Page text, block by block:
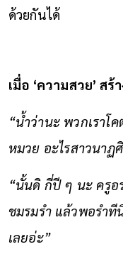
ด้วยกันได้
เมื่อ ‘ความสวย’ ส
“น้ำว่านะ พวกเราโ
หมวย อะไรสาวนาฏ
“นั้นดิ กี่ปี ๆ นะ ครูอ
ชมรมรำ แล้วพอรำที
เลยอ่ะ”